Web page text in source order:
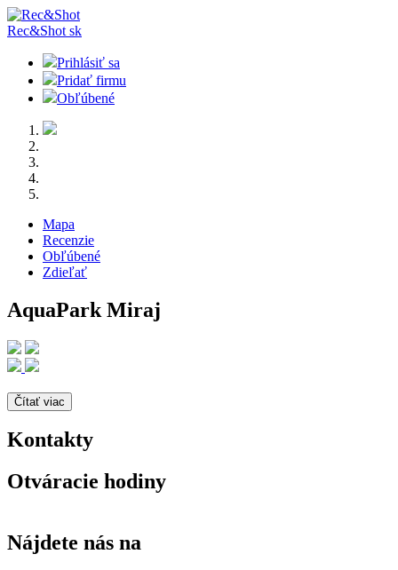
Rec&Shot sk
Prihlásiť sa
Pridať firmu
Obľúbené
Mapa
Recenzie
Obľúbené
Zdieľať
AquaPark Miraj
Čítať viac
Kontakty
Otváracie hodiny
Nájdete nás na